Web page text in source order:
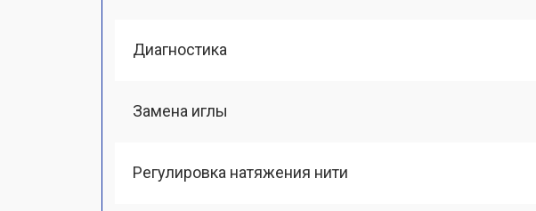
Диагностика
Замена иглы
Регулировка натяжения нити